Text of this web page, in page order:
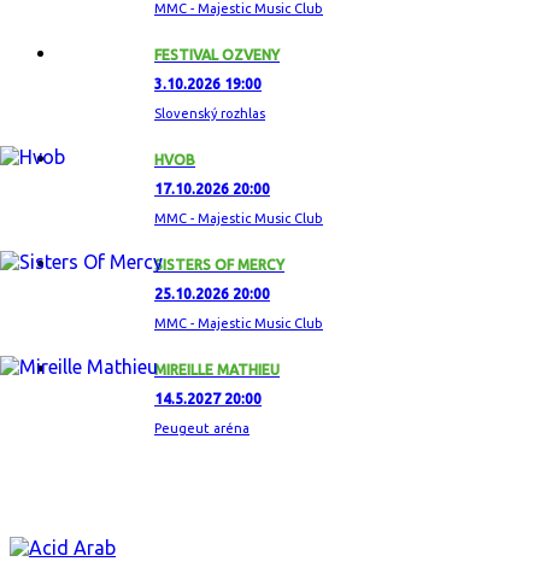
MMC - Majestic Music Club
FESTIVAL OZVENY
3.10.2026 19:00
Slovenský rozhlas
HVOB
17.10.2026 20:00
MMC - Majestic Music Club
SISTERS OF MERCY
25.10.2026 20:00
MMC - Majestic Music Club
MIREILLE MATHIEU
14.5.2027 20:00
Peugeut aréna